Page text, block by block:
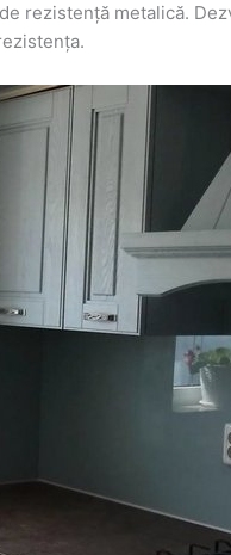
rezistență metalică.